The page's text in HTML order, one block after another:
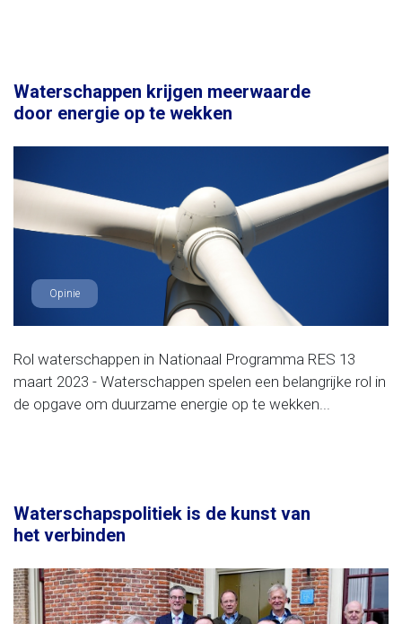
Waterschappen krijgen meerwaarde
door energie op te wekken
Opinie
Rol waterschappen in Nationaal Programma RES 13
maart 2023 - Waterschappen spelen een belangrijke rol in
de opgave om duurzame energie op te wekken...
Waterschapspolitiek is de kunst van
het verbinden